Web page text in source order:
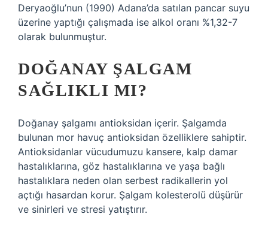
Deryaoğlu’nun (1990) Adana’da satılan pancar suyu
üzerine yaptığı çalışmada ise alkol oranı %1,32-7
olarak bulunmuştur.
DOĞANAY ŞALGAM
SAĞLIKLI MI?
Doğanay şalgamı antioksidan içerir. Şalgamda
bulunan mor havuç antioksidan özelliklere sahiptir.
Antioksidanlar vücudumuzu kansere, kalp damar
hastalıklarına, göz hastalıklarına ve yaşa bağlı
hastalıklara neden olan serbest radikallerin yol
açtığı hasardan korur. Şalgam kolesterolü düşürür
ve sinirleri ve stresi yatıştırır.